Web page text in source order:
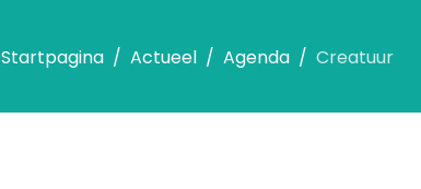
Startpagina Actueel Agenda Creatuur